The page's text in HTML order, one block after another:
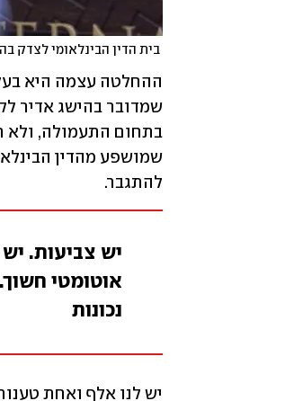
להתגבר.
יש צביעות.
אוטומטי
נכונות